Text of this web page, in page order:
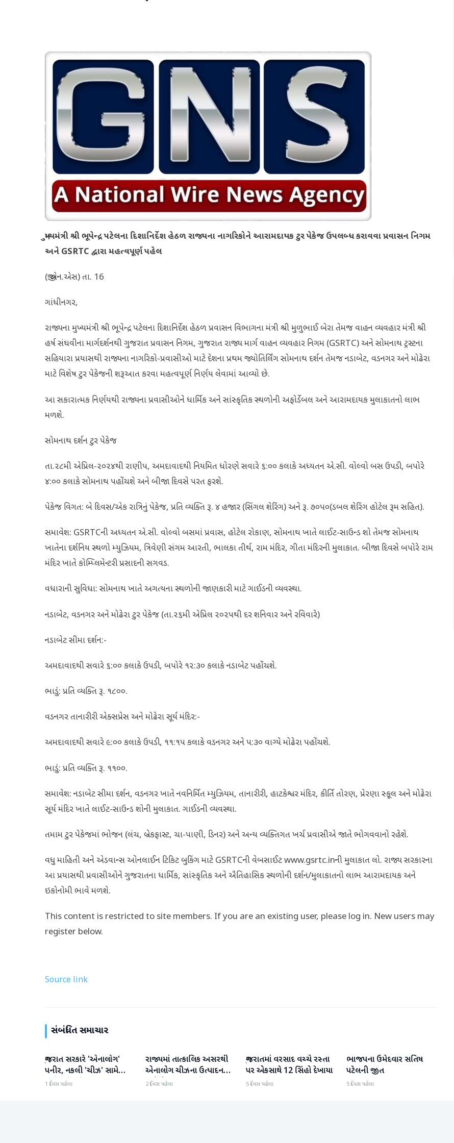
મુખ્યમંત્રી શ્રી ભૂપેન્દ્ર પટેલના દિશાનિર્દેશ હેઠળ રાજ્યના નાગરિકોને આરામદાયક ટુર પેકેજ ઉપલબ્ધ કરાવવા પ્રવાસન નિગમ
અને GSRTC દ્વારા મહત્વપૂર્ણ પહેલ
(જી.એન.એસ) તા. 16
ગાંધીનગર,
રાજ્યના મુખ્યમંત્રી શ્રી ભૂપેન્દ્ર પટેલના દિશાનિર્દેશ હેઠળ પ્રવાસન વિભાગના મંત્રી શ્રી મુળુભાઈ બેરા તેમજ વાહન વ્યવહાર મંત્રી શ્રી
હર્ષ સંઘવીના માર્ગદર્શનથી ગુજરાત પ્રવાસન નિગમ, ગુજરાત રાજ્ય માર્ગ વાહન વ્યવહાર નિગમ (GSRTC) અને સોમનાથ ટ્રસ્ટના
સહિયારા પ્રયાસથી રાજ્યના નાગરિકો-પ્રવાસીઓ માટે દેશના પ્રથમ જ્યોતિર્લિંગ સોમનાથ દર્શન તેમજ નડાબેટ, વડનગર અને મોઢેરા
માટે વિશેષ ટુર પેકેજની શરૂઆત કરવા મહત્વપૂર્ણ નિર્ણય લેવામાં આવ્યો છે.
આ સકારાત્મક નિર્ણયથી રાજ્યના પ્રવાસીઓને ધાર્મિક અને સાંસ્કૃતિક સ્થળોની અફોર્ડેબલ અને આરામદાયક મુલાકાતનો લાભ
મળશે.
સોમનાથ દર્શન ટુર પેકેજ
તા.૨૮મી એપ્રિલ-૨૦૨૪થી રાણીપ, અમદાવાદથી નિયમિત ધોરણે સવારે ૬:૦૦ કલાકે અધ્યતન એ.સી. વોલ્વો બસ ઉપડી, બપોરે
૪:૦૦ કલાકે સોમનાથ પહોંચશે અને બીજા દિવસે પરત ફરશે.
પેકેજ વિગત: બે દિવસ/એક રાત્રિનું પેકેજ, પ્રતિ વ્યક્તિ રૂ. ૪ હજાર (સિંગલ શેરિંગ) અને રૂ. ૭૦૫૦(ડબલ શેરિંગ હોટેલ રૂમ સહિત).
સમાવેશ: GSRTCની અધ્યતન એ.સી. વોલ્વો બસમાં પ્રવાસ, હોટેલ રોકાણ, સોમનાથ ખાતે લાઈટ-સાઉન્ડ શો તેમજ સોમનાથ
ખાતેના દર્શનિય સ્થળો મ્યુઝિયમ, ત્રિવેણી સંગમ આરતી, ભાલકા તીર્થ, રામ મંદિર, ગીતા મંદિરની મુલાકાત. બીજા દિવસે બપોરે રામ
મંદિર ખાતે કોમ્પ્લિમેન્ટરી પ્રસાદની સગવડ.
વધારાની સુવિધા: સોમનાથ ખાતે અગત્યના સ્થળોની જાણકારી માટે ગાઈડની વ્યવસ્થા.
નડાબેટ, વડનગર અને મોઢેરા ટુર પેકેજ (તા.૨૬મી એપ્રિલ ૨૦૨૫થી દર શનિવાર અને રવિવારે)
નડાબેટ સીમા દર્શન:-
અમદાવાદથી સવારે ૬:૦૦ કલાકે ઉપડી, બપોરે ૧૨:૩૦ કલાકે નડાબેટ પહોંચશે.
ભાડું: પ્રતિ વ્યક્તિ રૂ. ૧૮૦૦.
વડનગર તાનારીરી એક્સપ્રેસ અને મોઢેરા સૂર્ય મંદિર:-
અમદાવાદથી સવારે ૯:૦૦ કલાકે ઉપડી, ૧૧:૧૫ કલાકે વડનગર અને ૫:૩૦ વાગ્યે મોઢેરા પહોંચશે.
ભાડું: પ્રતિ વ્યક્તિ રૂ. ૧૧૦૦.
સમાવેશ: નડાબેટ સીમા દર્શન, વડનગર ખાતે નવનિર્મિત મ્યુઝિયમ, તાનારીરી, હાટકેશ્વર મંદિર, કીર્તિ તોરણ, પ્રેરણા સ્કૂલ અને મોઢેરા
સૂર્ય મંદિર ખાતે લાઈટ-સાઉન્ડ શોની મુલાકાત. ગાઈડની વ્યવસ્થા.
તમામ ટુર પેકેજમાં ભોજન (લંચ, બ્રેકફાસ્ટ, ચા-પાણી, ડિનર) અને અન્ય વ્યક્તિગત ખર્ચ પ્રવાસીએ જાતે ભોગવવાનો રહેશે.
વધુ માહિતી અને એડવાન્સ ઓનલાઈન ટિકિટ બુકિંગ માટે GSRTCની વેબસાઈટ www.gsrtc.inની મુલાકાત લો. રાજ્ય સરકારના
આ પ્રયાસથી પ્રવાસીઓને ગુજરાતના ધાર્મિક, સાંસ્કૃતિક અને ઐતિહાસિક સ્થળોની દર્શન/મુલાકાતનો લાભ આરામદાયક અને
ઇકોનોમી ભાવે મળશે.
This content is restricted to site members. If you are an existing user, please log in. New users may
register below.
Source link
સંબંધિત સમાચાર
ગુજરાત
ગુજરાત સરકારે 'એનાલોગ'
પનીર, નકલી 'ચીઝ' સામે
કાર્યવાહી કરી
1 દિવસ પહેલા
ગુજરાત
રાજ્યમાં તાત્કાલિક અસરથી
એનાલોગ ચીઝના ઉત્પાદન
અને વેચાણ પર પ્રતિબંધ.
2 દિવસ પહેલા
ગુજરાત
ગુજરાતમાં વરસાદ વચ્ચે રસ્તા
પર એકસાથે 12 સિંહો દેખાયા
5 દિવસ પહેલા
ગુજરાત
ભાજપના ઉમેદવાર સતિષ
પટેલની જીત
5 દિવસ પહેલા